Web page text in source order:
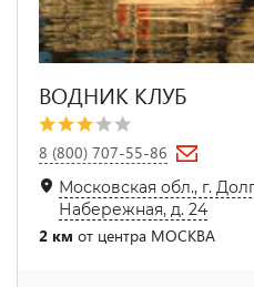
ВОДНИК КЛУБ
8 (800) 707-55-86
Московская обл., г.
Набережная, д. 24
2 км от центра МОСКВА